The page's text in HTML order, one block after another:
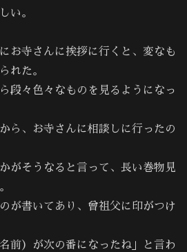
い。
お寺さんに挨拶に行くと、変なも
れた。
段々色々なものを見るようになっ
ら、お寺さんに相談しに行ったの
がそうなると言って、長い巻物見
が書いてあり、曾祖父に印がつけ
前）が次の番になったね」と言わ